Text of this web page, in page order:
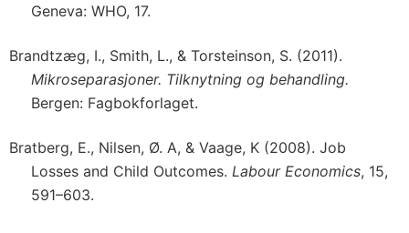
Geneva: WHO, 17.
Brandtzæg, I., Smith, L., & Torsteinson, S. (2011).
Mikroseparasjoner. Tilknytning og behandling.
Bergen: Fagbokforlaget.
Bratberg, E., Nilsen, Ø. A, & Vaage, K (2008). Job
Losses and Child Outcomes. Labour Economics, 15,
591–603.